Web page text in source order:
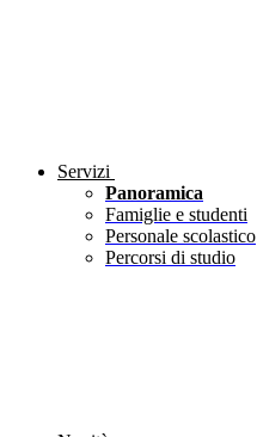
Servizi
Panoramica
Famiglie e studenti
Personale scolastico
Percorsi di studio